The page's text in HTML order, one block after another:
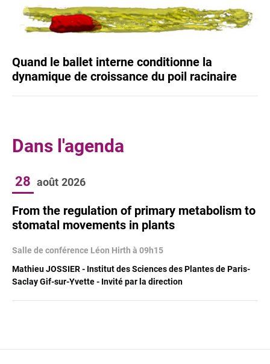
Quand le ballet interne conditionne la
dynamique de croissance du poil racinaire
Dans l'agenda
28 août 2026
From the regulation of primary metabolism to
stomatal movements in plants
Salle de conférence Léon Hirth à 09h15
Mathieu JOSSIER - Institut des Sciences des Plantes de Paris-
Saclay Gif-sur-Yvette - Invité par la direction